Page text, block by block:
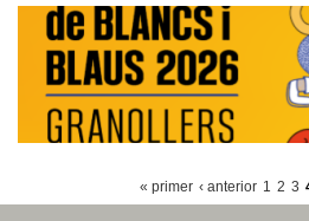
« primer ‹ anterior 1 2 3